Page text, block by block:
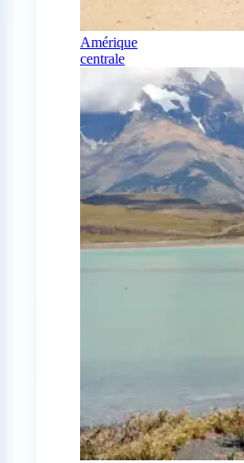
Amérique
centrale